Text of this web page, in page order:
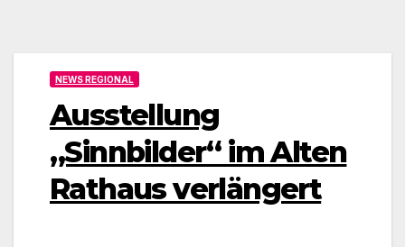
NEWS REGIONAL
Ausstellung
„Sinnbilder“ im Alten
Rathaus verlängert